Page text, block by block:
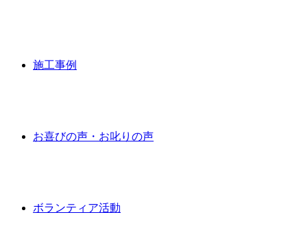
施工事例
お喜びの声・お叱りの声
ボランティア活動